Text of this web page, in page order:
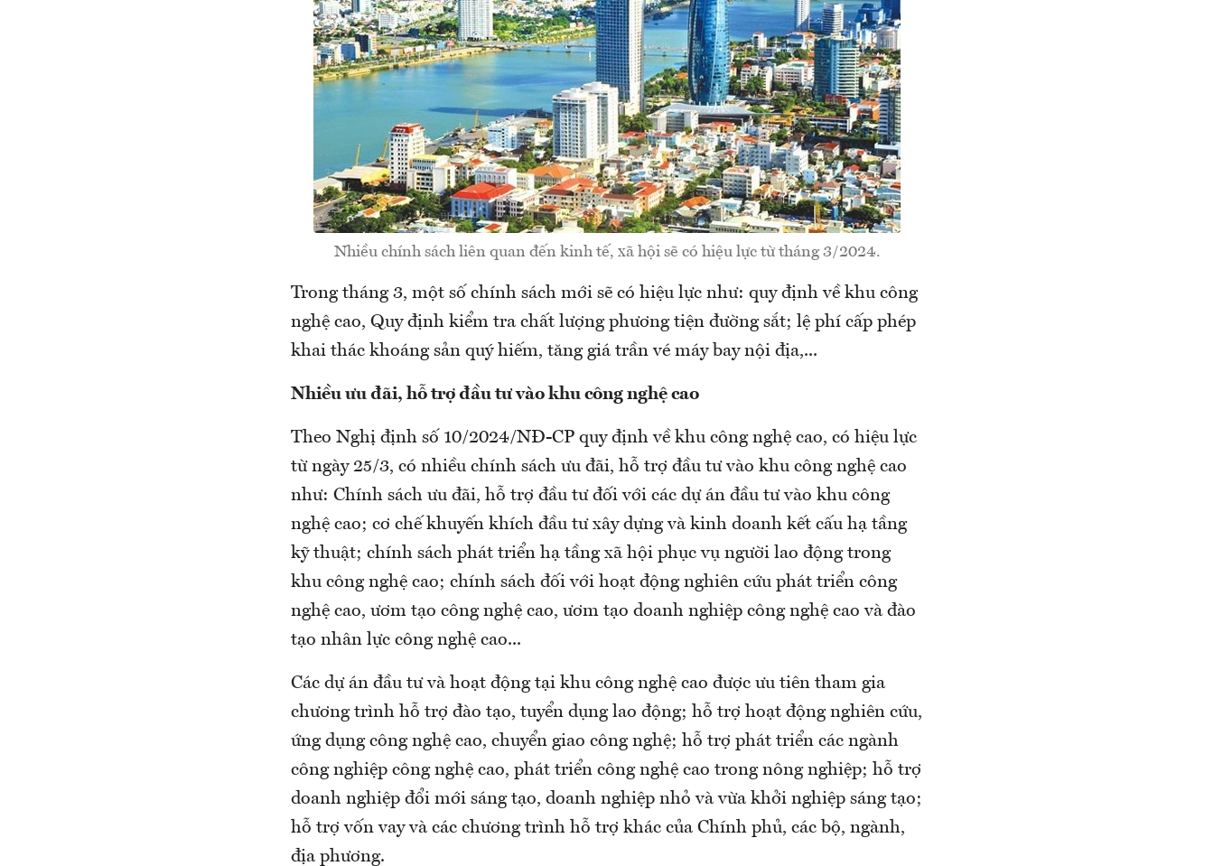
Nhiều chính sách liên quan đến kinh tế, xã hội sẽ có hiệu lực từ tháng 3/2024.
Trong tháng 3, một số chính sách mới sẽ có hiệu lực như: quy định về khu công
nghệ cao, Quy định kiểm tra chất lượng phương tiện đường sắt; lệ phí cấp phép
khai thác khoáng sản quý hiếm, tăng giá trần vé máy bay nội địa,...
Nhiều ưu đãi, hỗ trợ đầu tư vào khu công nghệ cao
Theo Nghị định số 10/2024/NĐ-CP quy định về khu công nghệ cao, có hiệu lực
từ ngày 25/3, có nhiều chính sách ưu đãi, hỗ trợ đầu tư vào khu công nghệ cao
như: Chính sách ưu đãi, hỗ trợ đầu tư đối với các dự án đầu tư vào khu công
nghệ cao; cơ chế khuyến khích đầu tư xây dựng và kinh doanh kết cấu hạ tầng
kỹ thuật; chính sách phát triển hạ tầng xã hội phục vụ người lao động trong
khu công nghệ cao; chính sách đối với hoạt động nghiên cứu phát triển công
nghệ cao, ươm tạo công nghệ cao, ươm tạo doanh nghiệp công nghệ cao và đào
tạo nhân lực công nghệ cao...
Các dự án đầu tư và hoạt động tại khu công nghệ cao được ưu tiên tham gia
chương trình hỗ trợ đào tạo, tuyển dụng lao động; hỗ trợ hoạt động nghiên cứu,
ứng dụng công nghệ cao, chuyển giao công nghệ; hỗ trợ phát triển các ngành
công nghiệp công nghệ cao, phát triển công nghệ cao trong nông nghiệp; hỗ trợ
doanh nghiệp đổi mới sáng tạo, doanh nghiệp nhỏ và vừa khởi nghiệp sáng tạo;
hỗ trợ vốn vay và các chương trình hỗ trợ khác của Chính phủ, các bộ, ngành,
địa phương.